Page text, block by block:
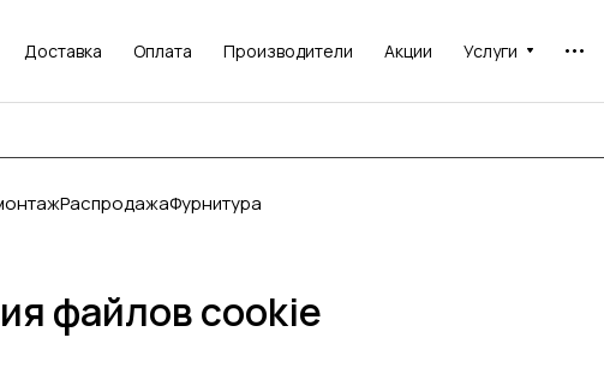
Доставка Оплата Производители Акции Услуги
РаспродажаФурнитура
файлов cookie